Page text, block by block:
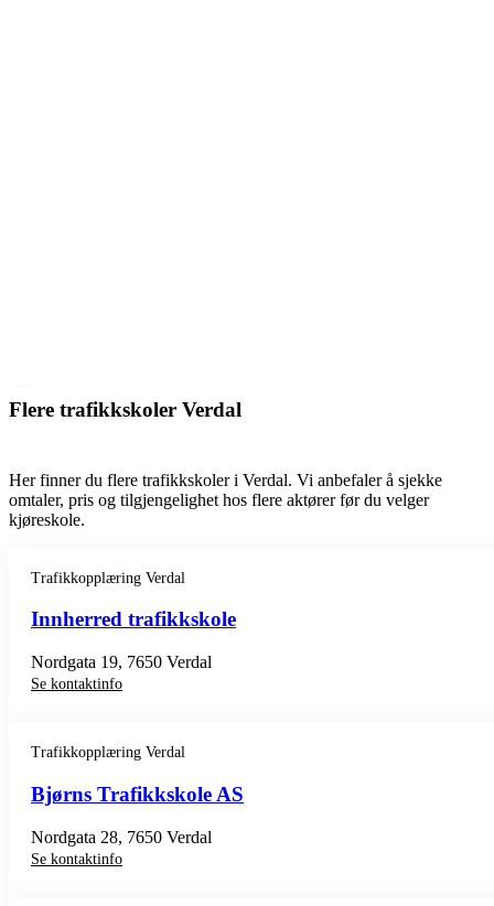
Flere trafikkskoler Verdal
Her finner du flere trafikkskoler i Verdal. Vi anbefaler å sjekke
omtaler, pris og tilgjengelighet hos flere aktører før du velger
kjøreskole.
Trafikkopplæring Verdal
Innherred trafikkskole
Nordgata 19, 7650 Verdal
Se kontaktinfo
Trafikkopplæring Verdal
Bjørns Trafikkskole AS
Nordgata 28, 7650 Verdal
Se kontaktinfo